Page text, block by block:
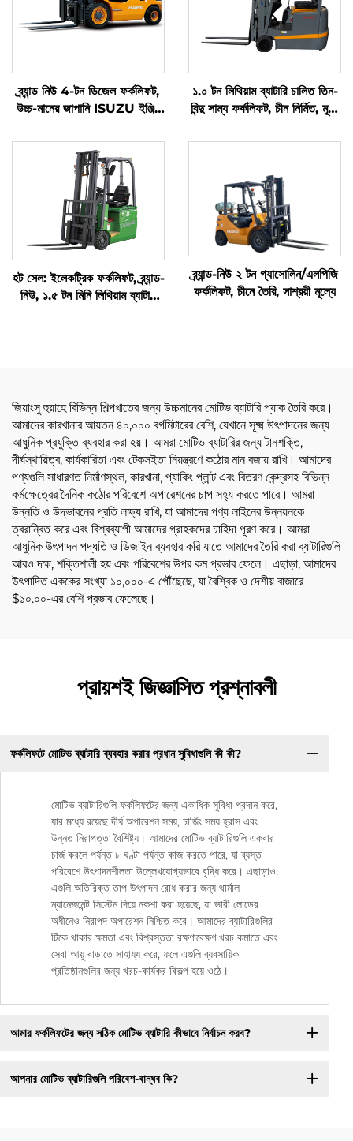
ব্র্যান্ড নিউ 4-টন ডিজেল ফর্কলিফট,
উচ্চ-মানের জাপানি ISUZU ইঞ্জিন
১.০ টন লিথিয়াম ব্যাটারি চালিত তিন-
বিন্দু সাম্য ফর্কলিফট, চীন নির্মিত, মূল্য
হট সেল: ইলেকট্রিক ফর্কলিফট, ব্র্যান্ড-
নিউ, ১.৫ টন মিনি লিথিয়াম ব্যাটারি
ব্র্যান্ড-নিউ ২ টন গ্যাসোলিন/এলপিজি
ফর্কলিফট, চীনে তৈরি, সাশ্রয়ী মূল্যে
জিয়াংসু হুয়াহে বিভিন্ন শিল্পখাতের জন্য উচ্চমানের মোটিভ ব্যাটারি প্যাক তৈরি করে।
আমাদের কারখানার আয়তন ৪০,০০০ বর্গমিটারের বেশি, যেখানে সূক্ষ্ম উৎপাদনের জন্য
আধুনিক প্রযুক্তি ব্যবহার করা হয়। আমরা মোটিভ ব্যাটারির জন্য টানশক্তি,
দীর্ঘস্থায়িত্ব, কার্যকারিতা এবং টেকসইতা নিয়ন্ত্রণে কঠোর মান বজায় রাখি। আমাদের
পণ্যগুলি সাধারণত নির্মাণস্থল, কারখানা, প্যাকিং প্লান্ট এবং বিতরণ কেন্দ্রসহ বিভিন্ন
কর্মক্ষেত্রের দৈনিক কঠোর পরিবেশে অপারেশনের চাপ সহ্য করতে পারে। আমরা
উন্নতি ও উদ্ভাবনের প্রতি লক্ষ্য রাখি, যা আমাদের পণ্য লাইনের উন্নয়নকে
ত্বরান্বিত করে এবং বিশ্বব্যাপী আমাদের গ্রাহকদের চাহিদা পূরণ করে। আমরা
আধুনিক উৎপাদন পদ্ধতি ও ডিজাইন ব্যবহার করি যাতে আমাদের তৈরি করা ব্যাটারিগুলি
আরও দক্ষ, শক্তিশালী হয় এবং পরিবেশের উপর কম প্রভাব ফেলে। এছাড়া, আমাদের
উৎপাদিত এককের সংখ্যা ১০,০০০-এ পৌঁছেছে, যা বৈশ্বিক ও দেশীয় বাজারে
$১০.০০-এর বেশি প্রভাব ফেলেছে।
প্রায়শই জিজ্ঞাসিত প্রশ্নাবলী
ফর্কলিফটে মোটিভ ব্যাটারি ব্যবহার করার প্রধান সুবিধাগুলি কী কী?
মোটিভ ব্যাটারিগুলি ফর্কলিফটের জন্য একাধিক সুবিধা প্রদান করে,
যার মধ্যে রয়েছে দীর্ঘ অপারেশন সময়, চার্জিং সময় হ্রাস এবং
উন্নত নিরাপত্তা বৈশিষ্ট্য। আমাদের মোটিভ ব্যাটারিগুলি একবার
চার্জ করলে পর্যন্ত ৮ ঘণ্টা পর্যন্ত কাজ করতে পারে, যা ব্যস্ত
পরিবেশে উৎপাদনশীলতা উল্লেখযোগ্যভাবে বৃদ্ধি করে। এছাড়াও,
এগুলি অতিরিক্ত তাপ উৎপাদন রোধ করার জন্য থার্মাল
ম্যানেজমেন্ট সিস্টেম দিয়ে নকশা করা হয়েছে, যা ভারী লোডের
অধীনেও নিরাপদ অপারেশন নিশ্চিত করে। আমাদের ব্যাটারিগুলির
টিকে থাকার ক্ষমতা এবং বিশ্বস্ততা রক্ষণাবেক্ষণ খরচ কমাতে এবং
সেবা আয়ু বাড়াতে সাহায্য করে, ফলে এগুলি ব্যবসায়িক
প্রতিষ্ঠানগুলির জন্য খরচ-কার্যকর বিকল্প হয়ে ওঠে।
আমার ফর্কলিফটের জন্য সঠিক মোটিভ ব্যাটারি কীভাবে নির্বাচন করব?
আপনার মোটিভ ব্যাটারিগুলি পরিবেশ-বান্ধব কি?